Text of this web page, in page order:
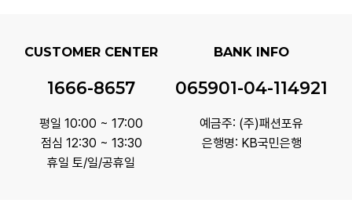
CUSTOMER CENTER
1666-8657
평일 10:00 ~ 17:00
점심 12:30 ~ 13:30
휴일 토/일/공휴일
BANK INFO
065901-04-114921
예금주: (주)패션포유
은행명: KB국민은행